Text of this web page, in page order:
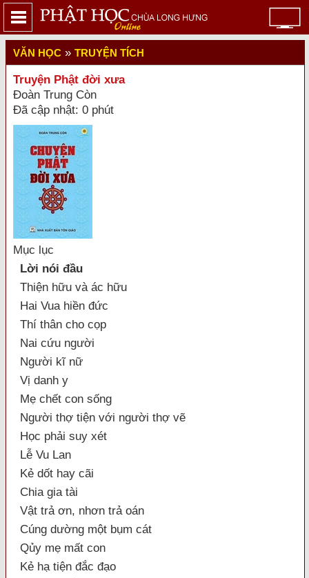
VĂN HỌC » TRUYỆN TÍCH
Truyện Phật đời xưa
Đoàn Trung Còn
Đã cập nhật: 0 phút
Mục lục
Lời nói đầu
Thiện hữu và ác hữu
Hai Vua hiền đức
Thí thân cho cọp
Nai cứu người
Người kĩ nữ
Vị danh y
Mẹ chết con sống
Người thợ tiện với người thợ vẽ
Học phải suy xét
Lễ Vu Lan
Kẻ dốt hay cãi
Chia gia tài
Vật trả ơn, nhơn trả oán
Cúng dường một bụm cát
Qủy mẹ mất con
Kẻ hạ tiện đắc đạo